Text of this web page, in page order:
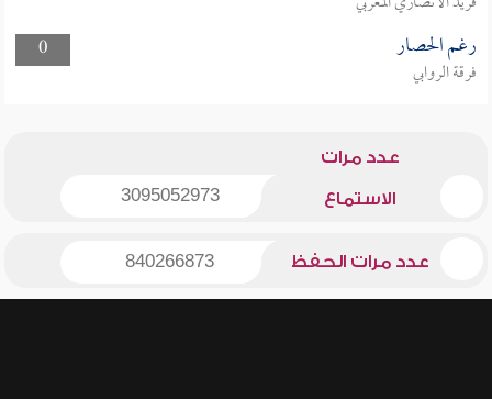
0
رغم الحصار
فرقة الروابي
عدد مرات
الاستماع 3095052973
عدد مرات الحفظ 840266873